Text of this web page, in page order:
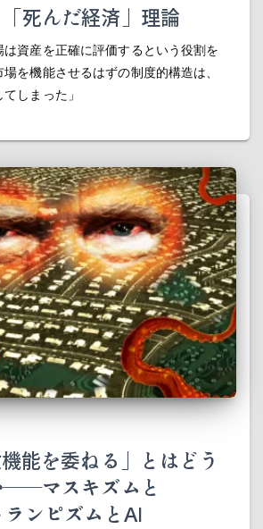
「死んだ経済」理論
は資産を正確に評価するという役割を
を機能させるはずの制度的構造は、
しまった」
機能を委ねる」とはどう
――マスキズムと
ンピズムとAI